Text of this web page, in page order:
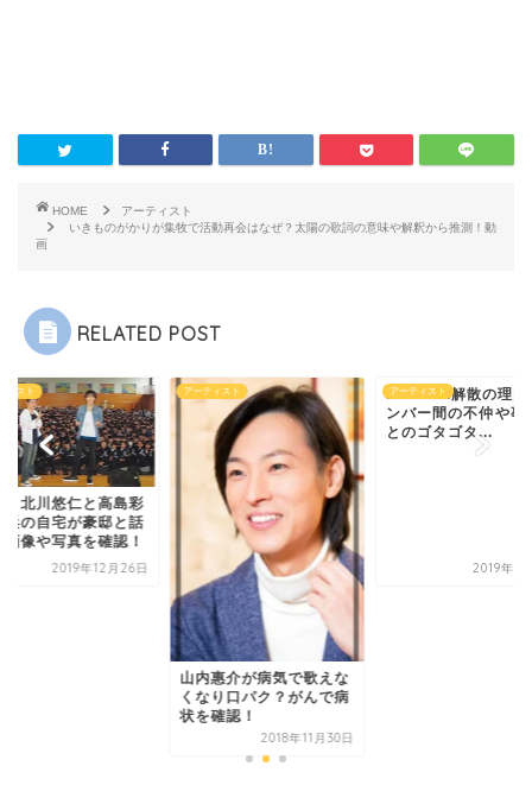
HOME
アーティスト
いきものがかりが集牧で活動再会はなぜ？太陽の歌詞の意味や解釈から推測！動
画
RELATED POST
ィスト
・北川悠仁と高島彩
浜の自宅が豪邸と話
画像や写真を確認！
2019年12月26日
アーティスト
山内惠介が病気で歌えな
くなり口パク？がんで病
状を確認！
2018年11月30日
アーティスト
Kalafina解散の理由
ンバー間の不仲や事
とのゴタゴタ...
2019年3